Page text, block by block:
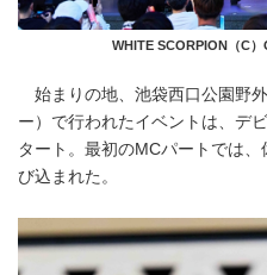
WHITE SCORPION（C
始まりの地、池袋西口公園野
ー）で行われたイベントは、デ
タート。最初のMCパートでは
び込まれた。